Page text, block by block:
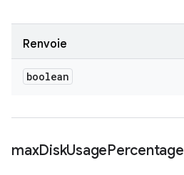
Renvoie
boolean
maxDiskUsagePercentage